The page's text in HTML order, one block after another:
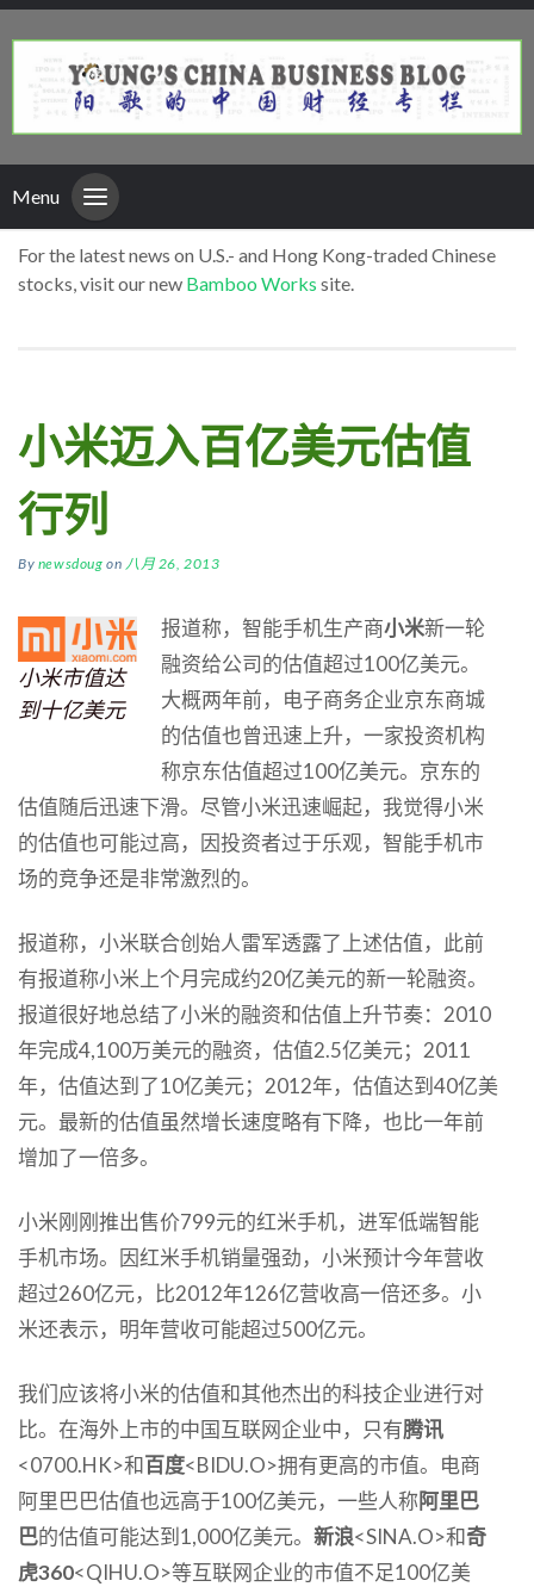
Menu
For the latest news on U.S.- and Hong Kong-traded Chinese
stocks, visit our new Bamboo Works site.
小米迈入百亿美元估值
行列
By newsdoug on 八月 26, 2013
小米市值达
到十亿美元
报道称，智能手机生产商小米新一轮
融资给公司的估值超过100亿美元。
大概两年前，电子商务企业京东商城
的估值也曾迅速上升，一家投资机构
称京东估值超过100亿美元。京东的
估值随后迅速下滑。尽管小米迅速崛起，我觉得小米
的估值也可能过高，因投资者过于乐观，智能手机市
场的竞争还是非常激烈的。
报道称，小米联合创始人雷军透露了上述估值，此前
有报道称小米上个月完成约20亿美元的新一轮融资。
报道很好地总结了小米的融资和估值上升节奏：2010
年完成4,100万美元的融资，估值2.5亿美元；2011
年，估值达到了10亿美元；2012年，估值达到40亿美
元。最新的估值虽然增长速度略有下降，也比一年前
增加了一倍多。
小米刚刚推出售价799元的红米手机，进军低端智能
手机市场。因红米手机销量强劲，小米预计今年营收
超过260亿元，比2012年126亿营收高一倍还多。小
米还表示，明年营收可能超过500亿元。
我们应该将小米的估值和其他杰出的科技企业进行对
比。在海外上市的中国互联网企业中，只有腾讯
<0700.HK>和百度<BIDU.O>拥有更高的市值。电商
阿里巴巴估值也远高于100亿美元，一些人称阿里巴
巴的估值可能达到1,000亿美元。 新浪<SINA.O>和奇
虎360<QIHU.O>等互联网企业的市值不足100亿美